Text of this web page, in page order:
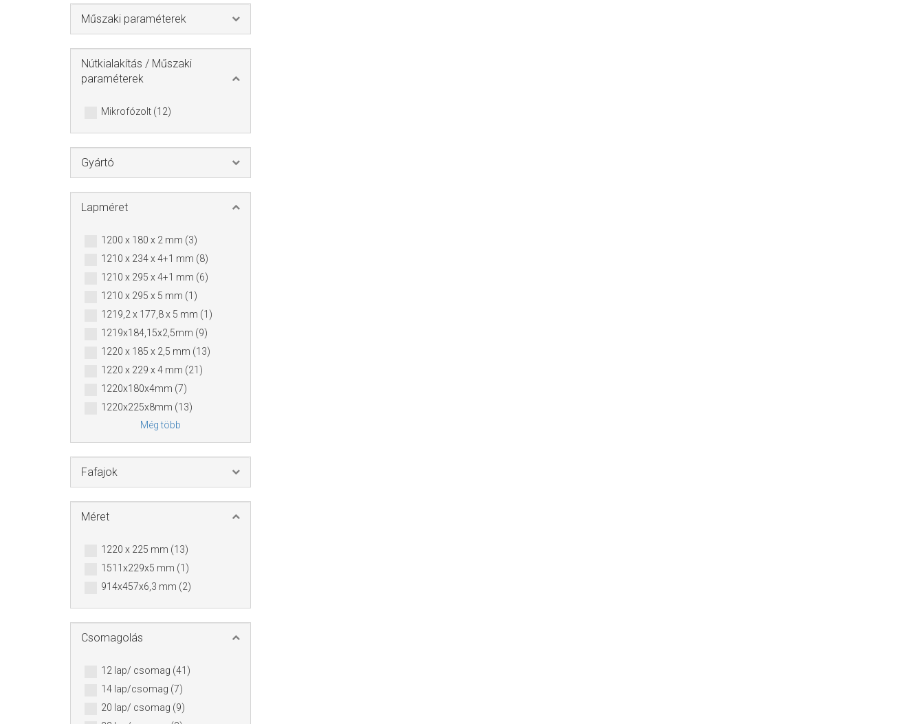
Műszaki paraméterek
Nútkialakítás / Műszaki
paraméterek
Mikrofózolt (12)
Gyártó
Lapméret
1200 x 180 x 2 mm (3)
1210 x 234 x 4+1 mm (8)
1210 x 295 x 4+1 mm (6)
1210 x 295 x 5 mm (1)
1219,2 x 177,8 x 5 mm (1)
1219x184,15x2,5mm (9)
1220 x 185 x 2,5 mm (13)
1220 x 229 x 4 mm (21)
1220x180x4mm (7)
1220x225x8mm (13)
Még több
Fafajok
Méret
1220 x 225 mm (13)
1511x229x5 mm (1)
914x457x6,3 mm (2)
Csomagolás
12 lap/ csomag (41)
14 lap/csomag (7)
20 lap/ csomag (9)